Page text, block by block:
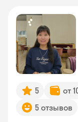
5 от
5 отзывов